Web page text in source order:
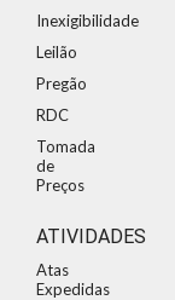
Inexigibilidade
Leilão
Pregão
RDC
Tomada
de
Preços
ATIVIDADES
Atas
Expedidas